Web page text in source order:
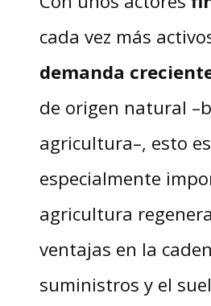
cada vez más
demanda
de origen natural
agricultura–, esto es
especialmente
agricultura
ventajas en la
suministros y el